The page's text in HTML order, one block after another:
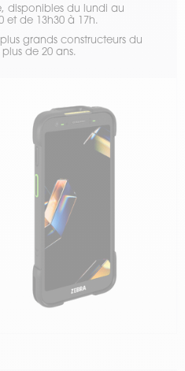
disponibles du lundi au
et de 13h30 à 17h.
grands constructeurs du
de 20 ans.